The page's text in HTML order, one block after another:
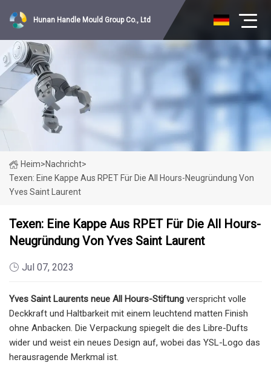
Hunan Handle Mould Group Co., Ltd
Heim>Nachricht>
Texen: Eine Kappe Aus RPET Für Die All Hours-Neugründung Von
Yves Saint Laurent
Texen: Eine Kappe Aus RPET Für Die All Hours-
Neugründung Von Yves Saint Laurent
Jul 07, 2023
Yves Saint Laurents neue All Hours-Stiftung verspricht volle
Deckkraft und Haltbarkeit mit einem leuchtend matten Finish
ohne Anbacken. Die Verpackung spiegelt die des Libre-Dufts
wider und weist ein neues Design auf, wobei das YSL-Logo das
herausragende Merkmal ist.